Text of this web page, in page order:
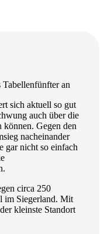
an
sich aktuell so gut
auch über die
können. Gegen den
nacheinander
gar nicht so einfach
circa 250
im Siegerland. Mit
kleinste Standort